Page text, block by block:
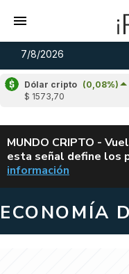
7/8/2026
Dólar cripto (0,08%)
$ 1573,70
Cardano
MUNDO CRIPTO -
esta señal define los
información
ECONOMÍA